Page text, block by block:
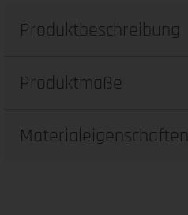
Produktbeschreibung
Produktmaße
Materialeigenschaften